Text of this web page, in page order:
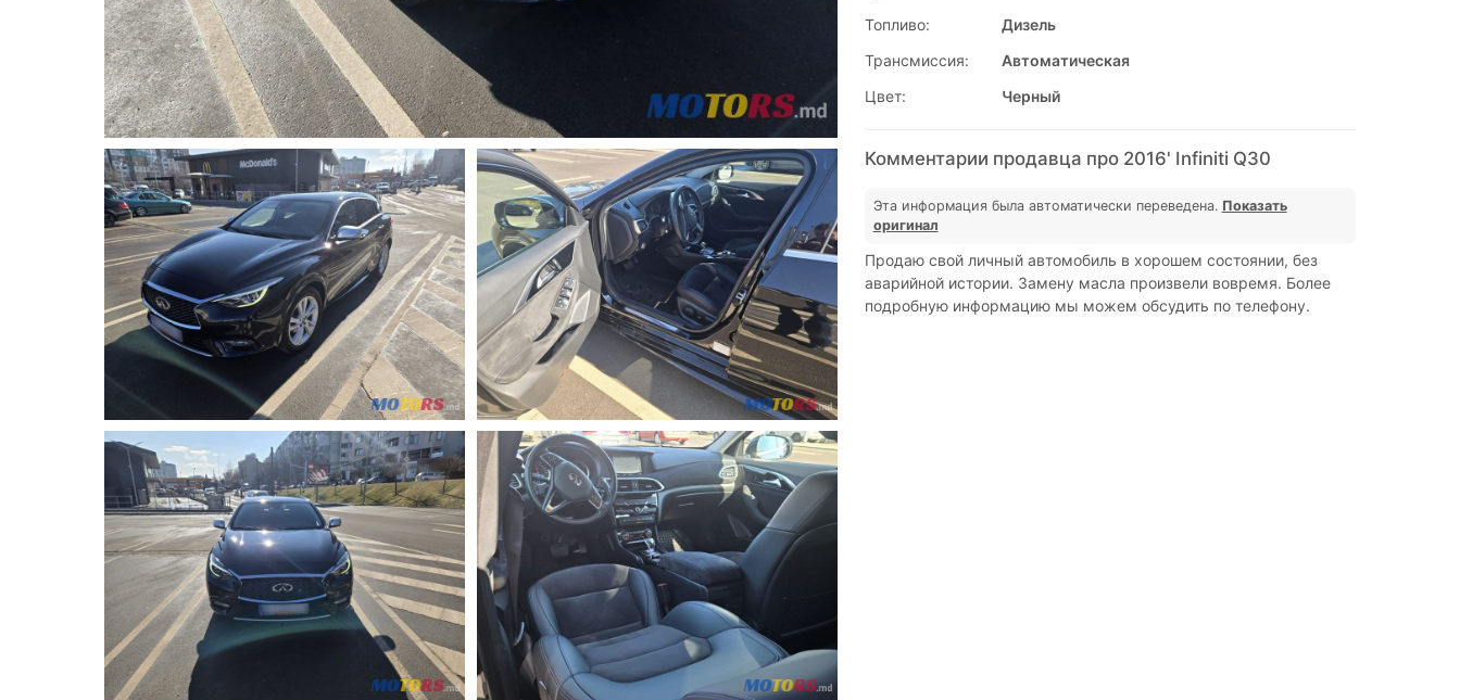
Топливо:
Дизель
Трансмиссия:
Автоматическая
Цвет:
Черный
Комментарии продавца про 2016' Infiniti Q30
Эта информация была автоматически переведена. Показать
оригинал
Продаю свой личный автомобиль в хорошем состоянии, без
аварийной истории. Замену масла произвели вовремя. Более
подробную информацию мы можем обсудить по телефону.